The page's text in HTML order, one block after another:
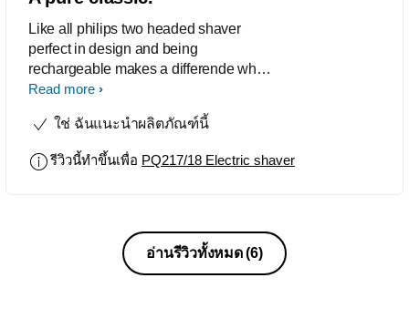
Like all philips two headed shaver
perfect in design and being
rechargeable makes a differende when
on the road in case no electrical plug in
Read more
ใช่ ฉันแนะนำผลิตภัณฑ์นี้
รีวิวนี้ทำขึ้นเพื่อ PQ217/18 Electric shaver
อ่านรีวิวทั้งหมด(6)